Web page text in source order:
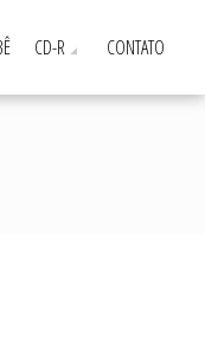
CD-R CONTATO